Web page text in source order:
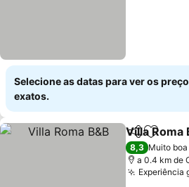
Selecione as datas para ver os
exatos.
Partilhar
Villa Roma
8,3 Muito boa
a 0.4 km de
Experiência